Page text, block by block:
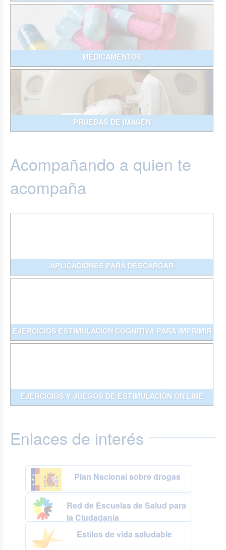
MEDICAMENTOS
PRUEBAS DE IMAGEN
Acompañando a quien te
acompaña
APLICACIONES PARA DESCARGAR
EJERCICIOS ESTIMULACIÓN COGNITIVA PARA IMPRIMIR
EJERCICIOS Y JUEGOS DE ESTIMULACIÓN ON LINE
Enlaces de interés
Plan Nacional sobre drogas
Red de Escuelas de Salud para
la Ciudadanía
Estilos de vida saludable